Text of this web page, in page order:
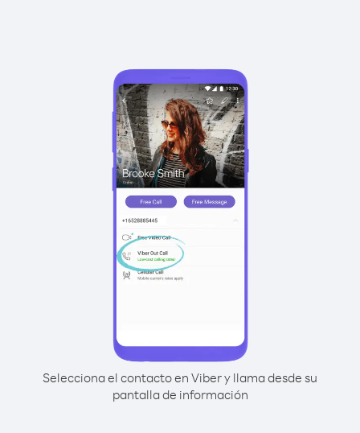
Selecciona el contacto en Viber y llama desde su
pantalla de información